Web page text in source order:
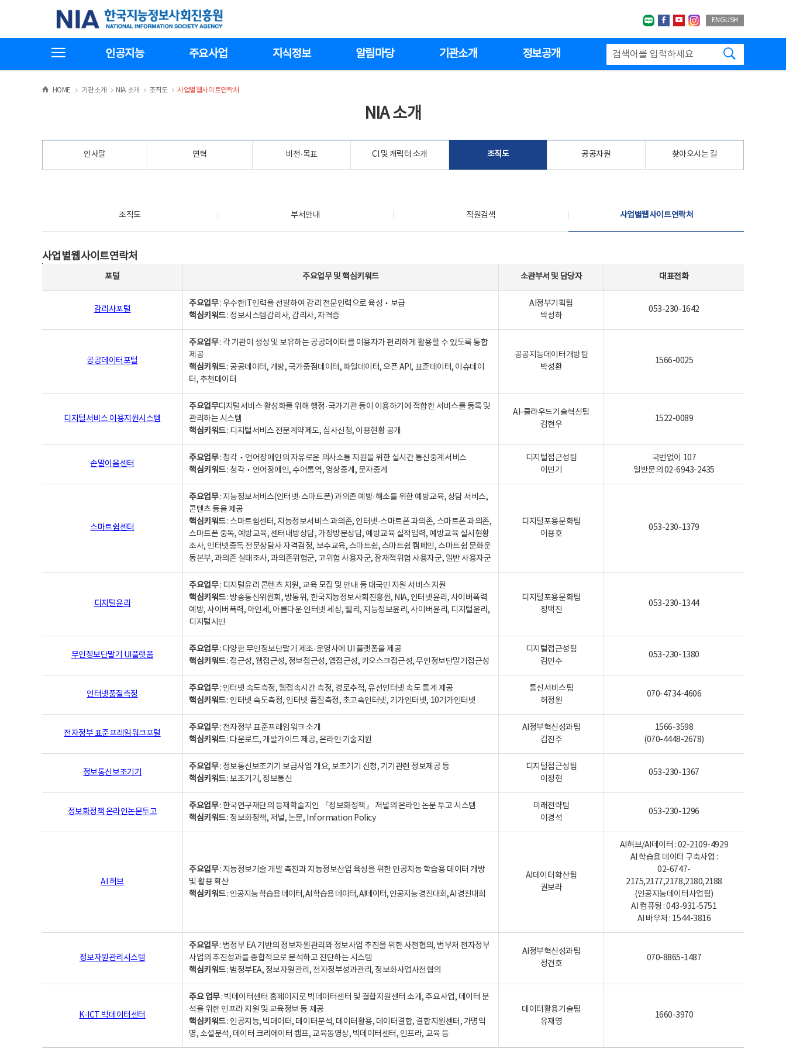
기
한국지능정보사회진흥원
네이버블로그
페이스북
유투브인스타그랩
ENGLISH
인공지능 주요사업 지식정보 알림마당 기관소개 정보공개
HOME >
기관소개 >NIA 소개 >
조직도 >
사업별웹사이트연락처
NIA 소개
인사말 연혁 비전·목표 CI 및 캐릭터 소개 조직도 공공자원 찾아오시는 길
조직도 부서안내 직원검색 사업별웹사이트연락처
사업별웹사이트연락처
포털 주요업무및핵심키워드 소관부서 및 담당자 대표전화
감리사포털
주요업무: 우수한IT인력을 선발하여 감리 전문인력으로 육성‧보급
핵심키워드: 정보시스템감리사, 감리사, 자격증
AI정부기획팀
박성하
053-230-1642
공공데이터포털
주요업무: 각 기관이 생성 및 보유하는 공공데이터를 이용자가 편리하게 활용할 수 있도록 통합
제공
핵심키워드: 공공데이터, 개방, 국가중점데이터, 파일데이터, 오픈 API, 표준데이터, 이슈데이
터, 추천데이터
공공지능데이터개방팀
박성환
1566-0025
디지털서비스 이용지원시스템
주요업무디지털서비스 활성화를 위해 행정·국가기관 등이 이용하기에 적합한 서비스를 등록 및
관리하는 시스템
핵심키워드: 디지털서비스 전문계약제도, 심사신청, 이용현황 공개
AI-클라우드기술혁신팀
김현우
1522-0089
손말이음센터
주요업무: 청각‧언어장애인의 자유로운 의사소통 지원을 위한 실시간 통신중계서비스
핵심키워드: 청각‧언어장애인, 수어통역, 영상중계, 문자중계
디지털접근성팀
이민기
국번없이 107
일반문의 02-6943-2435
스마트쉼센터
주요업무: 지능정보서비스(인터넷·스마트폰) 과의존 예방·해소를 위한 예방교육, 상담 서비스,
콘텐츠 등을 제공
핵심키워드: 스마트쉼센터, 지능정보서비스 과의존, 인터넷·스마트폰 과의존, 스마트폰 과의존,
스마트폰 중독, 예방교육, 센터내방상담, 가정방문상담, 예방교육 실적입력, 예방교육 실시현황
조사, 인터넷중독 전문상담사 자격검정, 보수교육, 스마트쉼, 스마트쉼 캠페인, 스마트쉼 문화운
동본부, 과의존 실태조사, 과의존위험군, 고위험 사용자군, 잠재적위험 사용자군, 일반 사용자군
디지털포용문화팀
이용호
053-230-1379
디지털윤리
주요업무: 디지털윤리 콘텐츠 지원, 교육 모집 및 안내 등 대국민 지원 서비스 지원
핵심키워드: 방송통신위원회, 방통위, 한국지능정보사회진흥원, NIA, 인터넷윤리, 사이버폭력
예방, 사이버폭력, 아인세, 아름다운 인터넷 세상, 웰리, 지능정보윤리, 사이버윤리, 디지털윤리,
디지털시민
디지털포용문화팀
정택진
053-230-1344
무인정보단말기 UI플랫폼
주요업무: 다양한 무인정보단말기 제조·운영사에 UI 플랫폼을 제공
핵심키워드: 접근성, 웹접근성, 정보접근성, 앱접근성, 키오스크접근성, 무인정보단말기접근성
디지털접근성팀
김민수
053-230-1380
인터넷품질측정
주요업무: 인터넷 속도측정, 웹접속시간 측정, 경로추적, 유선인터넷 속도 통계 제공
핵심키워드: 인터넷 속도측정, 인터넷 품질측정, 초고속인터넷, 기가인터넷, 10기가인터넷
통신서비스팀
허정원
070-4734-4606
전자정부 표준프레임워크포털
주요업무: 전자정부 표준프레임워크 소개
핵심키워드: 다운로드, 개발가이드 제공, 온라인 기술지원
AI정부혁신성과팀
김진주
1566-3598
(070-4448-2678)
정보통신보조기기
주요업무: 정보통신보조기기 보급사업 개요, 보조기기 신청, 기기관련 정보제공 등
핵심키워드: 보조기기, 정보통신
디지털접근성팀
이정현
053-230-1367
정보화정책 온라인논문투고
주요업무: 한국연구재단의 등재학술지인 『정보화정책』 저널의 온라인 논문 투고 시스템
핵심키워드: 정보화정책, 저널, 논문, Information Policy
미래전략팀
이경석
053-230-1296
AI 허브
주요업무: 지능정보기술 개발 촉진과 지능정보산업 육성을 위한 인공지능 학습용 데이터 개방
및 활용 확산
핵심키워드: 인공지능 학습용 데이터, AI 학습용 데이터, AI데이터, 인공지능 경진대회, AI 경진대회
AI데이터확산팀
권보라
AI허브/AI데이터 : 02-2109-4929
AI 학습용 데이터 구축사업 :
02-6747-
2175,2177,2178,2180,2188
(인공지능데이터사업팀)
AI 컴퓨팅 : 043-931-5751
AI 바우처 : 1544-3816
정보자원관리시스템
주요업무: 범정부 EA 기반의 정보자원관리와 정보사업 추진을 위한 사전협의, 범부처 전자정부
사업의 추진성과를 종합적으로 분석하고 진단하는 시스템
핵심키워드: 범정부EA, 정보자원관리, 전자정부성과관리, 정보화사업사전협의
AI정부혁신성과팀
정건호
070-8865-1487
K-ICT 빅데이터센터
주요 업무: 빅데이터센터 홈페이지로 빅데이터센터 및 결합지원센터 소개, 주요사업, 데이터 분
석을 위한 인프라 지원 및 교육정보 등 제공
핵심키워드: 인공지능, 빅데이터, 데이터분석, 데이터활용, 데이터결합, 결합지원센터, 가명익
명, 소셜분석, 데이터 크리에이터 캠프, 교육동영상, 빅데이터센터, 인프라, 교육 등
데이터활용기술팀
유재영
1660-3970